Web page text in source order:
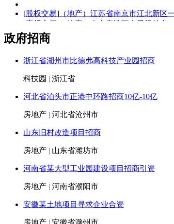
[股权交易] （地产）江苏省南京市江北新区
产权交易 （地产）南京秦淮区卡子门核心
[产权交易
[ 产权交易
[产权交易]（地产）重庆渝北区某特大型楼
[产权交易]（地产）重庆市渝北区1.95万商业
[股权交易] （地产）江苏省苏州市同里镇某
01
[股权交易]（地产）陕西省西安市某地标甲
24
[股权交易]（地产）江苏省昆山市某五星级
[股权交易 ]（地产）北京市海定区稀缺4200
01
11
政府招商
浙江省湖州市比德弗高科技产业园招商
科技园 | 浙江省
河北省泊头市正港中环路招商10亿-10亿
房地产 | 河北省沧州市
山东旧村改造项目招商
房地产 | 山东省潍坊市
河南省某大型工业园建设项目招商引资
房地产 | 河南省濮阳市
安徽某土地项目寻求企业合资
房地产 | 安徽省滁州市